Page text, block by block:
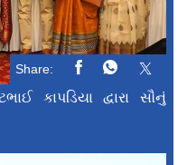
Share:
કાપડિયા દ્વારા સૌનું